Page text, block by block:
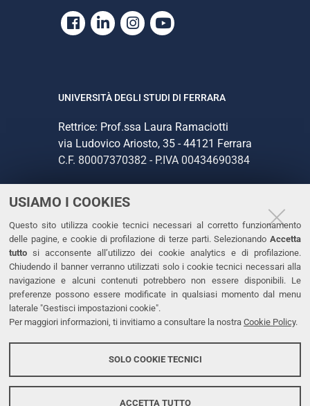
USIAMO I COOKIES
Questo sito utilizza cookie tecnici necessari al corretto funzionamento
delle pagine, e cookie di profilazione di terze parti. Selezionando Accetta
tutto si acconsente all’utilizzo dei cookie analytics e di profilazione.
Chiudendo il banner verranno utilizzati solo i cookie tecnici necessari alla
navigazione e alcuni contenuti potrebbero non essere disponibili. Le
preferenze possono essere modificate in qualsiasi momento dal menu
laterale "Gestisci impostazioni cookie".
Per maggiori informazioni, ti invitiamo a consultare la nostra Cookie Policy.
SOLO COOKIE TECNICI
ACCETTA TUTTO
Facebook
LinkedinInstagram
Youtube
UNIVERSITÀ DEGLI STUDI DI FERRARA
Rettrice: Prof.ssa Laura Ramaciotti
via Ludovico Ariosto, 35 - 44121 Ferrara
C.F. 80007370382 - P.IVA 00434690384
CONTATTI
Tel. +39 0532 293111
Fax. +39 0532 293031
PEC
LINKS
Dichiarazione di accessibilità
Protezione dati personali